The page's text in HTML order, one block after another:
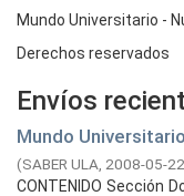
Mundo Universitario -
Derechos reservados
Envíos
Mundo Universitario
(SABER ULA, 2008-05-22
CONTENIDO Sección